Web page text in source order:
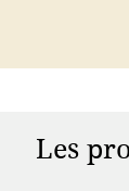
Les